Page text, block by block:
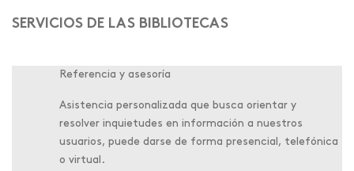
SERVICIOS DE LAS BIBLIOTECAS
Referencia y asesoría
Asistencia personalizada que busca orientar y
resolver inquietudes en información a nuestros
usuarios, puede darse de forma presencial, telefónica
o virtual.